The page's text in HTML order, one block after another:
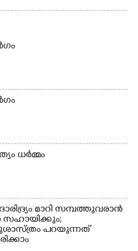
ധർമ്മം
ദാരിദ്ര്യം മാറി സമ്പത്തുവരാൻ
സഹായിക്കും;
പറയുന്നത്